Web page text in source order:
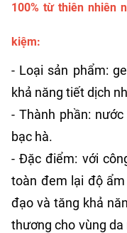
100% từ thiên nhiên
kiệm:
- Loại sản phẩm:
khả năng tiết dịch
- Thành phần:
bạc hà.
- Đặc điểm: với
toàn đem lại độ
đạo và tăng khả
thương cho vùng